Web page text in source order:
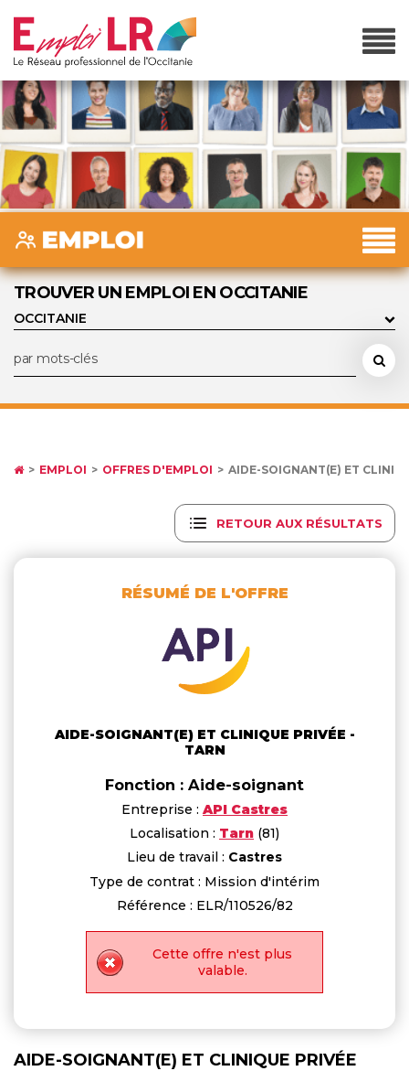
TROUVER UN EMPLOI EN OCCITANIE
EMPLOI OFFRES D'EMPLOI AIDE-SOIGNANT(E) ET
RETOUR AUX RÉSULTATS
RÉSUMÉ DE L'OFFRE
AIDE-SOIGNANT(E) ET CLINIQUE PRIVÉE -
TARN
Fonction : Aide-soignant
Entreprise : API Castres
Localisation : Tarn (81)
Lieu de travail : Castres
Type de contrat : Mission d'intérim
Référence : ELR/110526/82
Cette offre n'est plus
valable.
AIDE-SOIGNANT(E) ET CLINIQUE PRIVÉE